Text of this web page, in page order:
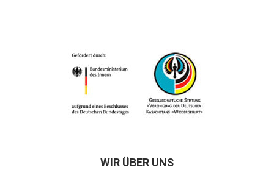
WIR ÜBER UNS